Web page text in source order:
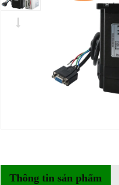
Thông tin sản phẩm